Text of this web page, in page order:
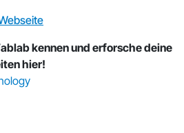
kennen und erforsche deine
hier!